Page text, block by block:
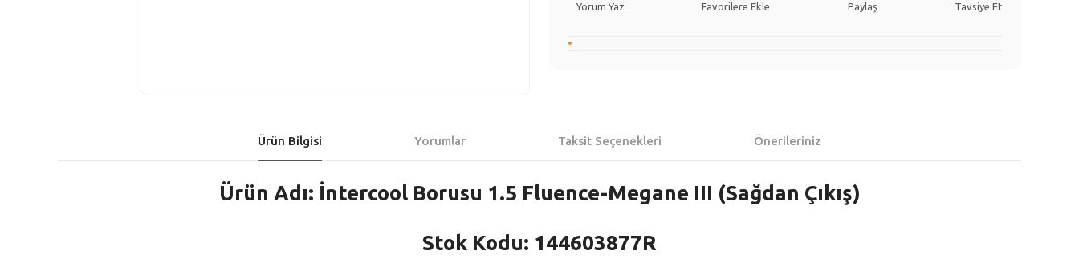
Yorum Yaz Paylaş Tavsiye Et
Ürün Bilgisi Yorumlar Taksit Seçenekleri Önerileriniz
Ürün Adı: İntercool Borusu 1.5 Fluence-Megane III (Sağdan Çıkış)
Stok Kodu: 144603877R